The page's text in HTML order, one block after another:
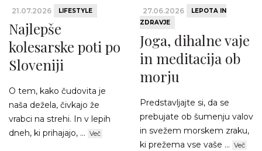
21.07.2026 LIFESTYLE
Najlepše
kolesarske poti po
Sloveniji
O tem, kako čudovita je
naša dežela, čivkajo že
vrabci na strehi. In v lepih
dneh, ki prihajajo, ... Več
27.06.2026
LEPOTA IN
ZDRAVJE
Joga, dihalne vaje
in meditacija ob
morju
Predstavljajte si, da se
prebujate ob šumenju valov
in svežem morskem zraku,
ki prežema vse vaše ... Več